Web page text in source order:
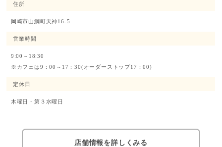
住所
岡崎市山綱町天神16-5
営業時間
9:00～18:30
※カフェは9：00～17：30(オーダーストップ17：00)
定休日
木曜日・第３水曜日
店舗情報を詳しくみる